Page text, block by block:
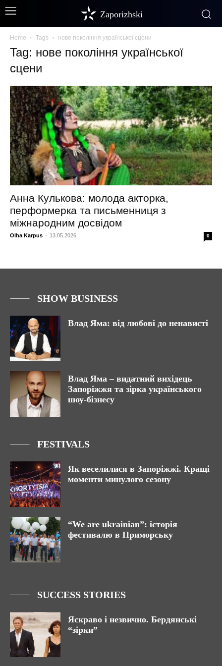
Zaporizhski
Home Tags нове покоління української сцени
Tag: нове покоління української
сцени
Анна Кулькова: молода акторка,
перформерка та письменниця з
міжнародним досвідом
Olha Karpus - 13.05.2026 0
SHOW BUSINESS
Влад Яма: від любові до ненависті
Влад Яма – видатний вихідець
Запоріжжя та зірка українського
шоу-бізнесу
FESTIVALS
Як веселилися в Запоріжжі. Кращі
моменти минулого сезону
“We are ukrainian”: історія
фестивалю в Приморську
SUCCESS STORIES
Яскраво і незвично. Бердянські
“зірки”